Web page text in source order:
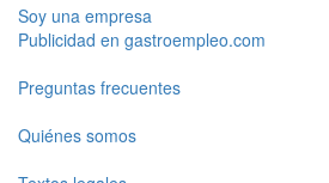
Soy una empresa
Publicidad en gastroempleo.com
Preguntas frecuentes
Quiénes somos